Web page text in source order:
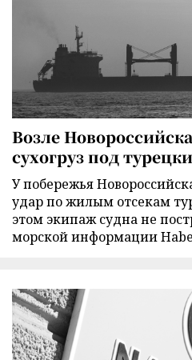
Возле
сухогруз под
У побережья
удар по жилым отсекам
этом экипаж судна не
морской информации